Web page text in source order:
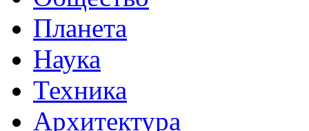
Планета
Наука
Техника
Архитектура